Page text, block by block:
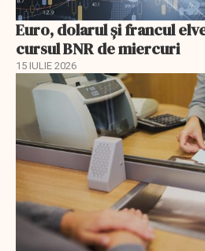
Euro, dolarul și francul
cursul BNR de miercuri
15 IULIE 2026